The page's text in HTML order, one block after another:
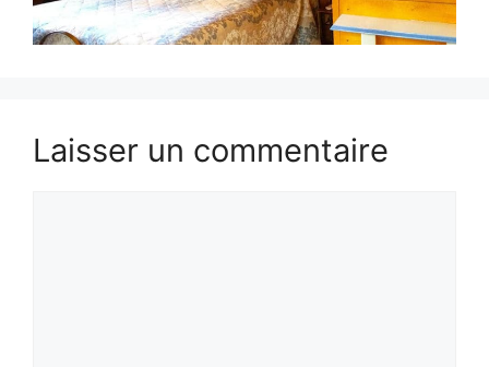
Laisser un commentaire